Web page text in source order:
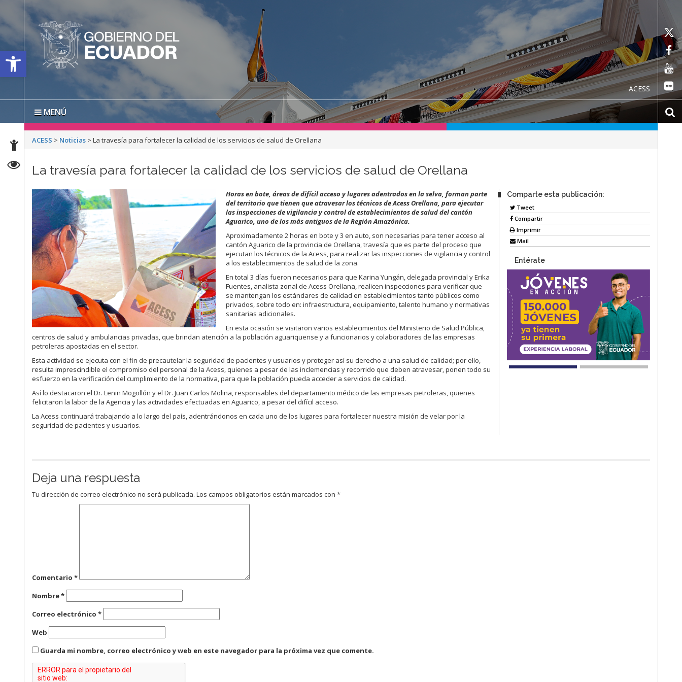
Open toolbar
ACESS
MENÚ
ACESS > Noticias >La travesía para fortalecer la calidad de los servicios de salud de Orellana
La travesía para fortalecer la calidad de los servicios de salud de Orellana
Horas en bote, áreas de difícil acceso y lugares adentrados en la selva, forman parte
del territorio que tienen que atravesar los técnicos de Acess Orellana, para ejecutar
las inspecciones de vigilancia y control de establecimientos de salud del cantón
Aguarico, uno de los más antiguos de la Región Amazónica.
Aproximadamente 2 horas en bote y 3 en auto, son necesarias para tener acceso al
cantón Aguarico de la provincia de Orellana, travesía que es parte del proceso que
ejecutan los técnicos de la Acess, para realizar las inspecciones de vigilancia y control
a los establecimientos de salud de la zona.
En total 3 días fueron necesarios para que Karina Yungán, delegada provincial y Erika
Fuentes, analista zonal de Acess Orellana, realicen inspecciones para verificar que
se mantengan los estándares de calidad en establecimientos tanto públicos como
privados, sobre todo en: infraestructura, equipamiento, talento humano y normativas
sanitarias adicionales.
En esta ocasión se visitaron varios establecimientos del Ministerio de Salud Pública,
centros de salud y ambulancias privadas, que brindan atención a la población aguariquense y a funcionarios y colaboradores de las empresas
petroleras apostadas en el sector.
Esta actividad se ejecuta con el fin de precautelar la seguridad de pacientes y usuarios y proteger así su derecho a una salud de calidad; por ello,
resulta imprescindible el compromiso del personal de la Acess, quienes a pesar de las inclemencias y recorrido que deben atravesar, ponen todo su
esfuerzo en la verificación del cumplimiento de la normativa, para que la población pueda acceder a servicios de calidad.
Así lo destacaron el Dr. Lenin Mogollón y el Dr. Juan Carlos Molina, responsables del departamento médico de las empresas petroleras, quienes
felicitaron la labor de la Agencia y las actividades efectuadas en Aguarico, a pesar del difícil acceso.
La Acess continuará trabajando a lo largo del país, adentrándonos en cada uno de los lugares para fortalecer nuestra misión de velar por la
seguridad de pacientes y usuarios.
Comparte esta publicación:
Tweet
Compartir
Imprimir
Mail
Entérate
Deja una respuesta
Tu dirección de correo electrónico no será publicada. Los campos obligatorios están marcados con*
Comentario*
Nombre*
Correo electrónico*
Web
Guarda mi nombre, correo electrónico y web en este navegador para la próxima vez que comente.